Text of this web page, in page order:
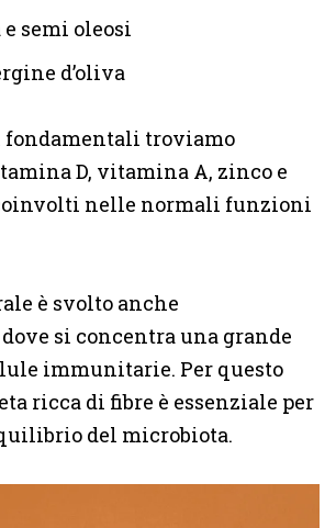
semi oleosi
d’oliva
troviamo
D, vitamina A, zinco e
nelle normali funzioni
è svolto anche
si concentra una grande
immunitarie. Per questo
ricca di fibre è essenziale per
del microbiota.